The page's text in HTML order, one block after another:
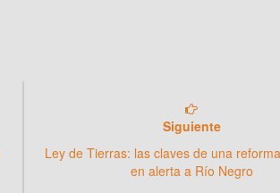
Siguiente
Ley de Tierras: las claves de una
en alerta a Río Negro